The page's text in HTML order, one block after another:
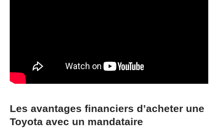
Les avantages financiers d’acheter une
Toyota avec un mandataire